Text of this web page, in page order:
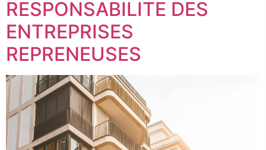
RESPONSABILITE DES
ENTREPRISES
REPRENEUSES